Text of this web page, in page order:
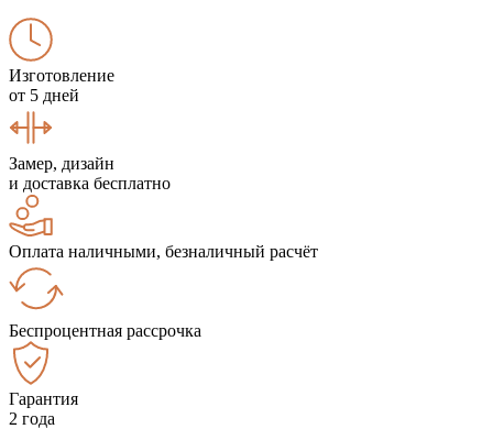
Изготовление
от 5 дней
Замер, дизайн
и доставка бесплатно
Оплата наличными, безналичный расчёт
Беспроцентная рассрочка
Гарантия
2 года